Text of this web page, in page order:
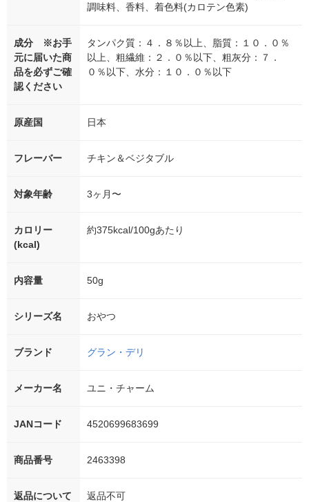
調味料、香料、着色料(カロテン色素)
成分 ※お手
元に届いた商
品を必ずご確
認ください
タンパク質：４．８％以上、脂質：１０．０％
以上、粗繊維：２．０％以下、粗灰分：７．
０％以下、水分：１０．０％以下
原産国 日本
フレーバー チキン＆ベジタブル
対象年齢 3ヶ月〜
カロリー
(kcal)
約375kcal/100gあたり
内容量 50g
シリーズ名 おやつ
ブランド グラン・デリ
メーカー名 ユニ・チャーム
JANコード 4520699683699
商品番号 2463398
返品について
返品不可